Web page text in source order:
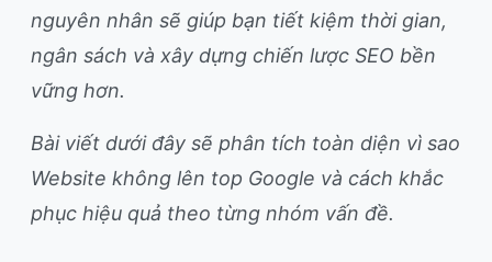
nguyên nhân sẽ giúp bạn tiết kiệm thời gian,
ngân sách và xây dựng chiến lược SEO bền
vững hơn.
Bài viết dưới đây sẽ phân tích toàn diện vì sao
Website không lên top Google và cách khắc
phục hiệu quả theo từng nhóm vấn đề.